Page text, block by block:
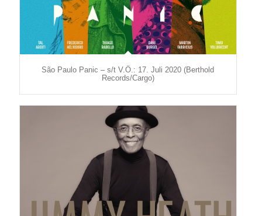
São Paulo Panic – s/t V.Ö.: 17. Juli 2020 (Berthold
Records/Cargo)